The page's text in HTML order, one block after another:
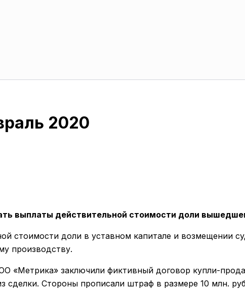
2020
выплаты действительной стоимости доли
стоимости доли в уставном капитале и возмещении
производству.
«Метрика» заключили фиктивный договор купли-
сделки. Стороны прописали штраф в размере 10 млн.